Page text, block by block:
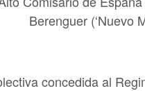
Berenguer (‘Nuevo
concedida al